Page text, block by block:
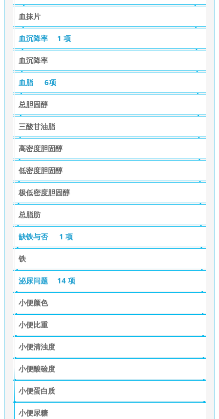
血抹片
血沉降率 1 项
血沉降率
血脂 6项
总胆固醇
三酸甘油脂
高密度胆固醇
低密度胆固醇
极低密度胆固醇
总脂肪
缺铁与否 1 项
铁
泌尿问题 14 项
小便颜色
小便比重
小便清浊度
小便酸硷度
小便蛋白质
小便尿糖